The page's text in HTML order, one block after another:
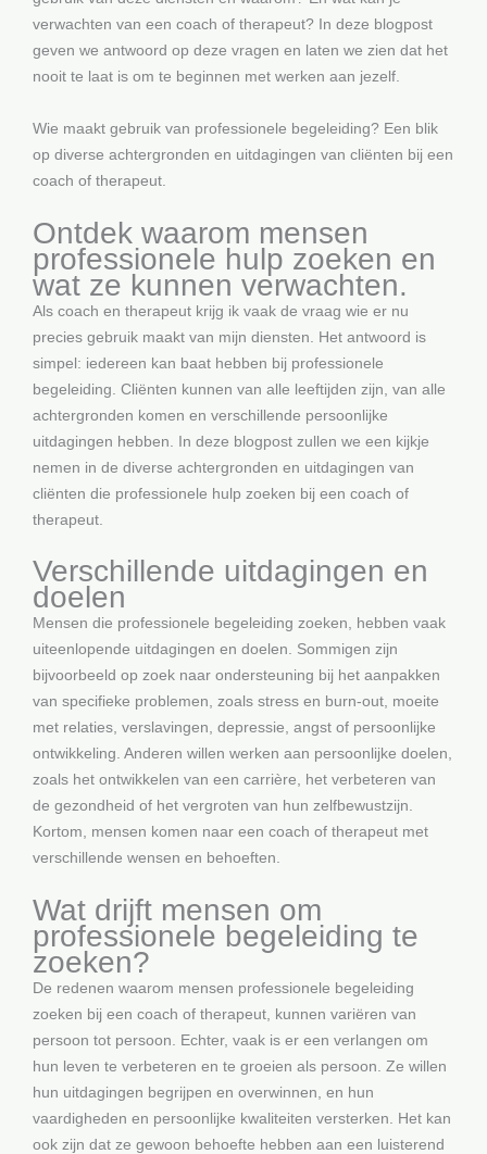
verwachten van een coach of therapeut? In deze blogpost
geven we antwoord op deze vragen en laten we zien dat het
nooit te laat is om te beginnen met werken aan jezelf.
Wie maakt gebruik van professionele begeleiding? Een blik
op diverse achtergronden en uitdagingen van cliënten bij een
coach of therapeut.
Ontdek waarom mensen
professionele hulp zoeken en
wat ze kunnen verwachten.
Als coach en therapeut krijg ik vaak de vraag wie er nu
precies gebruik maakt van mijn diensten. Het antwoord is
simpel: iedereen kan baat hebben bij professionele
begeleiding. Cliënten kunnen van alle leeftijden zijn, van alle
achtergronden komen en verschillende persoonlijke
uitdagingen hebben. In deze blogpost zullen we een kijkje
nemen in de diverse achtergronden en uitdagingen van
cliënten die professionele hulp zoeken bij een coach of
therapeut.
Verschillende uitdagingen en
doelen
Mensen die professionele begeleiding zoeken, hebben vaak
uiteenlopende uitdagingen en doelen. Sommigen zijn
bijvoorbeeld op zoek naar ondersteuning bij het aanpakken
van specifieke problemen, zoals stress en burn-out, moeite
met relaties, verslavingen, depressie, angst of persoonlijke
ontwikkeling. Anderen willen werken aan persoonlijke doelen,
zoals het ontwikkelen van een carrière, het verbeteren van
de gezondheid of het vergroten van hun zelfbewustzijn.
Kortom, mensen komen naar een coach of therapeut met
verschillende wensen en behoeften.
Wat drijft mensen om
professionele begeleiding te
zoeken?
De redenen waarom mensen professionele begeleiding
zoeken bij een coach of therapeut, kunnen variëren van
persoon tot persoon. Echter, vaak is er een verlangen om
hun leven te verbeteren en te groeien als persoon. Ze willen
hun uitdagingen begrijpen en overwinnen, en hun
vaardigheden en persoonlijke kwaliteiten versterken. Het kan
ook zijn dat ze gewoon behoefte hebben aan een luisterend